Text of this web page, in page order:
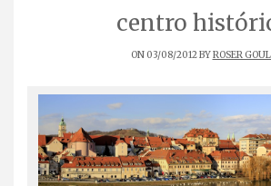
centro
ON 03/08/2012 BYROSER